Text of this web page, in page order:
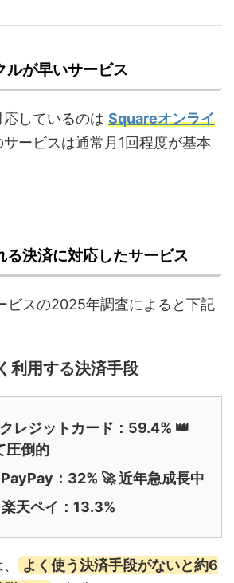
ルが早いサービス
しているのは Squareオンライ
サービスは通常月1回程度が基本
る決済に対応したサービス
ビスの2025年調査によると下記
利用する決済手段
レジットカード：59.4% 👑
圧倒的
：32% 🚀 近年急成長中
天ペイ：13.3%
よく使う決済手段がないと約6